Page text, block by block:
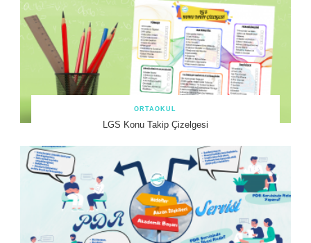
ORTAOKUL
LGS Konu Takip Çizelgesi